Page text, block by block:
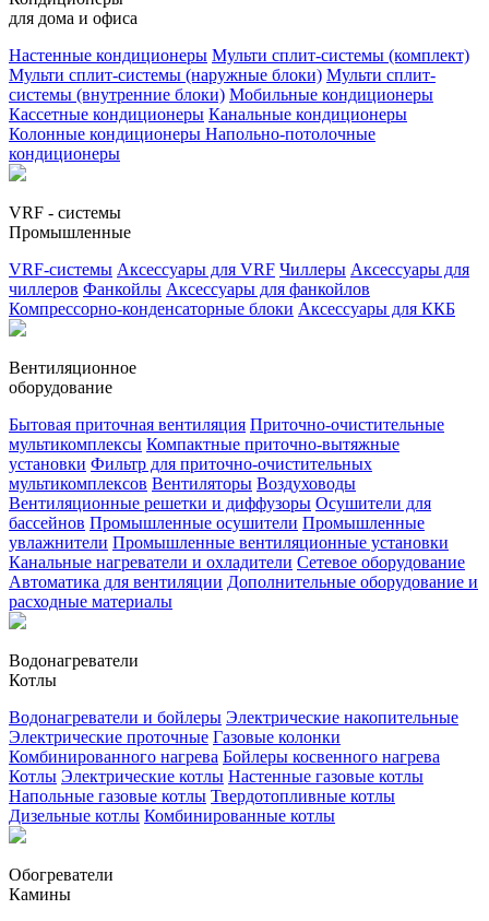
для дома и офиса
Настенные кондиционеры Мульти сплит-системы (комплект)
Мульти сплит-системы (наружные блоки) Мульти сплит-
системы (внутренние блоки) Мобильные кондиционеры
Кассетные кондиционеры Канальные кондиционеры
Колонные кондиционеры Напольно-потолочные
кондиционеры
VRF - системы
Промышленные
VRF-системы Аксессуары для VRF Чиллеры Аксессуары для
чиллеров Фанкойлы Аксессуары для фанкойлов
Компрессорно-конденсаторные блоки Аксессуары для ККБ
Вентиляционное
оборудование
Бытовая приточная вентиляция Приточно-очистительные
мультикомплексы Компактные приточно-вытяжные
установки Фильтр для приточно-очистительных
мультикомплексов Вентиляторы Воздуховоды
Вентиляционные решетки и диффузоры Осушители для
бассейнов Промышленные осушители Промышленные
увлажнители Промышленные вентиляционные установки
Канальные нагреватели и охладители Сетевое оборудование
Автоматика для вентиляции Дополнительные оборудование и
расходные материалы
Водонагреватели
Котлы
Водонагреватели и бойлеры Электрические накопительные
Электрические проточные Газовые колонки
Комбинированного нагрева Бойлеры косвенного нагрева
Котлы Электрические котлы Настенные газовые котлы
Напольные газовые котлы Твердотопливные котлы
Дизельные котлы Комбинированные котлы
Обогреватели
Камины